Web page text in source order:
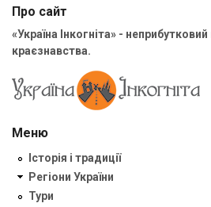
Про сайт
«Україна Інкогніта» -
краєзнавства.
Меню
Історія і традиції
Регіони України
Тури